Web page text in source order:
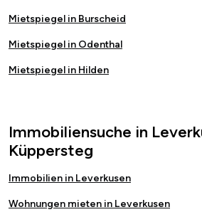
Mietspiegel in Burscheid
Mietspiegel in Odenthal
Mietspiegel in Hilden
Immobiliensuche in
Küppersteg
Immobilien in Leverkusen
Wohnungen mieten in Leverkusen